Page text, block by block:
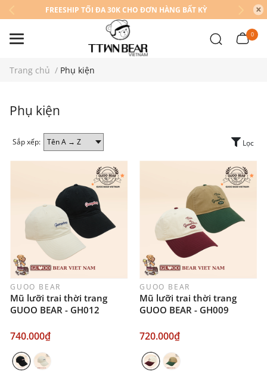
FREESHIP TỐI ĐA 30K CHO ĐƠN HÀNG BẤT KỲ
0
Trang chủ / Phụ kiện
Phụ kiện
Sắp xếp: Lọc
GUOO BEAR
Mũ lưỡi trai thời trang
GUOO BEAR - GH012
740.000₫
GUOO BEAR
Mũ lưỡi trai thời trang
GUOO BEAR - GH009
720.000₫